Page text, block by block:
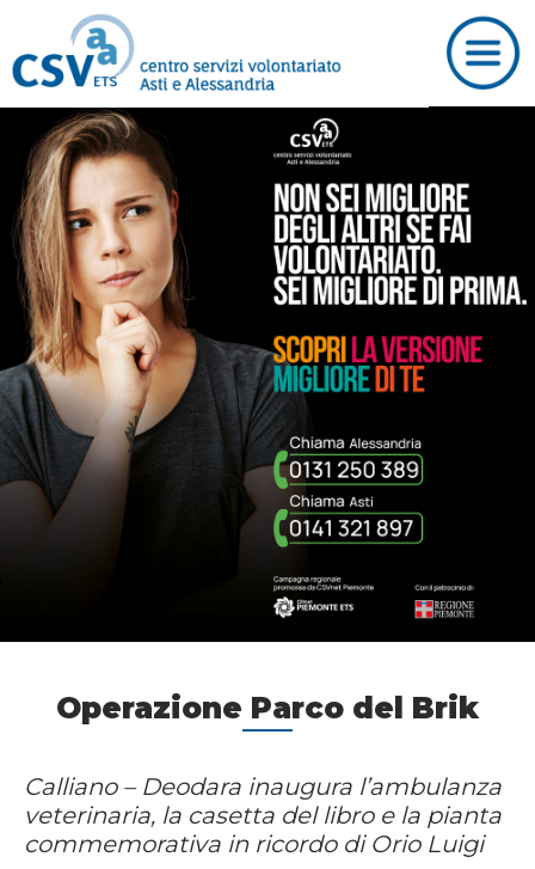
Operazione Parco del Brik
Calliano – Deodara inaugura l’ambulanza
veterinaria, la casetta del libro e la pianta
commemorativa in ricordo di Orio Luigi